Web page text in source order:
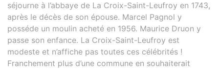
séjourne à l’abbaye de La Croix-Saint-Leufroy en 1743,
après le décès de son épouse. Marcel Pagnol y
posséde un moulin acheté en 1956. Maurice Druon y
passe son enfance. La Croix-Saint-Leufroy est
modeste et n’affiche pas toutes ces célébrités !
Franchement plus d’une commune en souhaiterait